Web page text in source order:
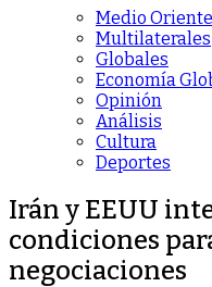
Medio Oriente
Multilaterales
Globales
Economía
Opinión
Análisis
Cultura
Deportes
Irán y EEUU
condiciones
negociaciones